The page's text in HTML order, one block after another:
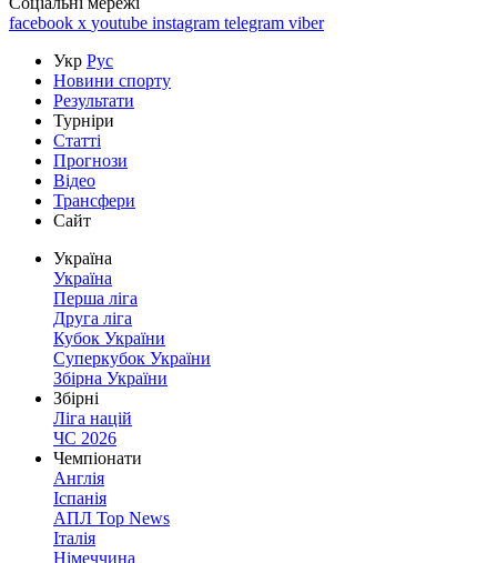
facebook x youtube instagram telegram viber
Укр Рус
Новини спорту
Результати
Турніри
Статті
Прогнози
Відео
Трансфери
Сайт
Україна
Україна
Перша ліга
Друга ліга
Кубок України
Суперкубок України
Збірна України
Збірні
Ліга націй
ЧС 2026
Чемпіонати
Англія
Іспанія
АПЛ Top News
Італія
Німеччина